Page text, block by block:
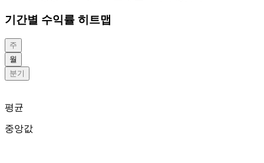
기간별 수익률 히트맵
주
월
분기
평균
중앙값